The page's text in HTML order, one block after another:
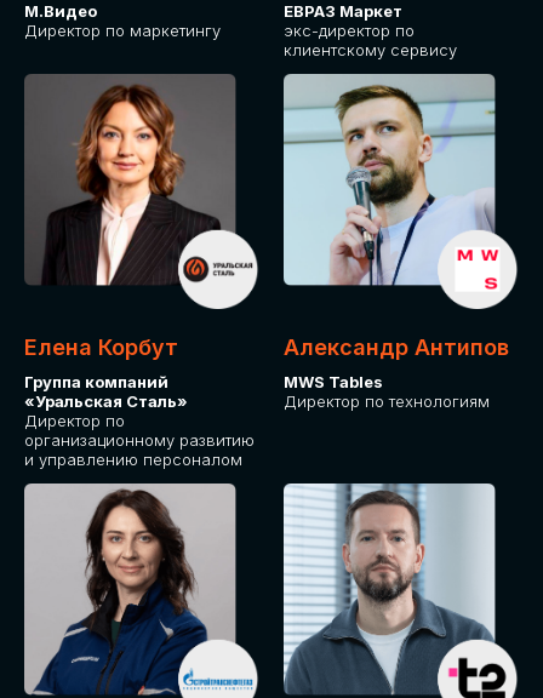
М.Видео
Директор по маркетингу
ЕВРАЗ Маркет
экс-директор по
клиентскому сервису
Елена Корбут
Группа компаний
«Уральская Сталь»
Директор по
организационному развитию
и управлению персоналом
Александр Антипов
MWS Tables
Директор по технологиям
Приглашаем стать спикером GLOBAL
TECH FORUM и поделиться своим
опытом и экспертизой. Будем рады
сотрудничеству!
СТАТЬ
СПИКЕРОМ
IT Solutions for Business